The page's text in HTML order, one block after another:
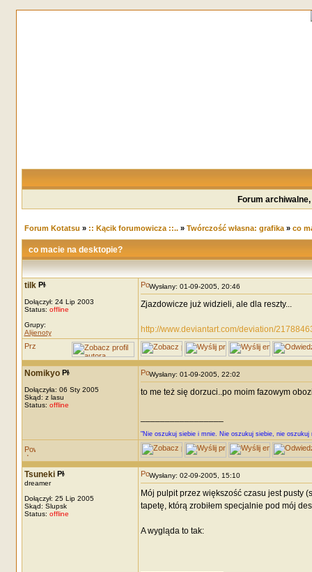
Forum
Forum Kotatsu » :: Kącik forumowicza ::..» Twórczość własna: grafika» co
co macie na desktopie?
tilk
Dołączył: 24 Lip 2003
Status: offline
Grupy:
Alijenoty
Wysłany: 01-09-2005, 20:46
Zjazdowicze już widzieli, ale dla reszty...
http://www.deviantart.com/deviation/
Nomikyo
Dołączyła: 06 Sty 2005
Skąd: z lasu
Status: offline
Wysłany: 01-09-2005, 22:02
to me też się dorzuci..po moim fazowym
"Nie oszukuj siebie i mnie. Nie oszukuj siebie, nie oszukuj
Tsuneki
dreamer
Dołączył: 25 Lip 2005
Skąd: Slupsk
Status: offline
Wysłany: 02-09-2005, 15:10
Mój pulpit przez większość czasu jest pusty
tapetę, którą zrobiłem specjalnie pod mój
A wygląda to tak: